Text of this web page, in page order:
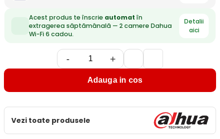
Acest produs te înscrie automat în
extragerea săptămânală — 2 camere Dahua
Wi-Fi 6 cadou.
Detalii
aici
- +
Adauga in cos
Vezi toate produsele